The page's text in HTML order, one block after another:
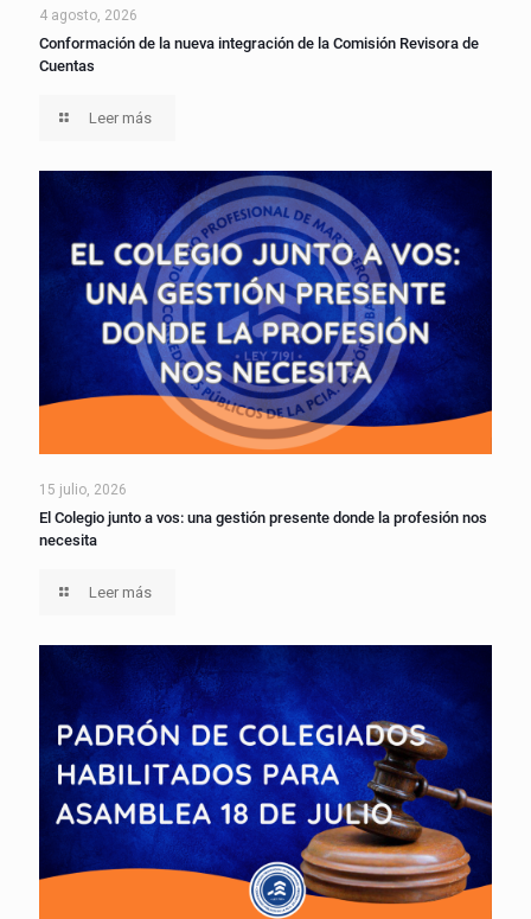
4 agosto, 2026
Conformación de la nueva integración de la Comisión Revisora de
Cuentas
Leer más
15 julio, 2026
El Colegio junto a vos: una gestión presente donde la profesión nos
necesita
Leer más